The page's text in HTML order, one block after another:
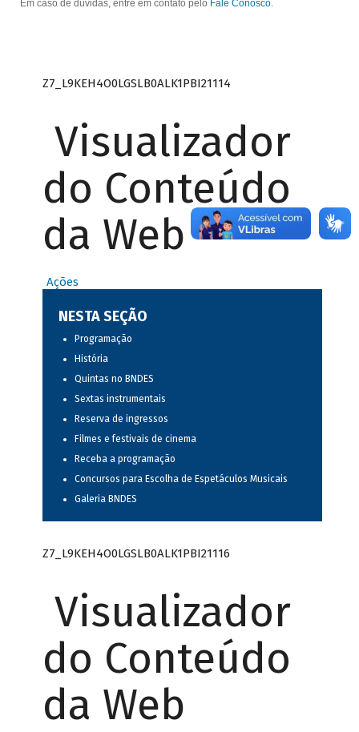
Em caso de dúvidas, entre em contato pelo Fale Conosco.
Z7_L9KEH4O0LGSLB0ALK1PBI21114
Visualizador
do Conteúdo
da Web
Ações
NESTA SEÇÃO
Programação
História
Quintas no BNDES
Sextas instrumentais
Reserva de ingressos
Filmes e festivais de cinema
Receba a programação
Concursos para Escolha de Espetáculos Musicais
Galeria BNDES
Z7_L9KEH4O0LGSLB0ALK1PBI21116
Visualizador
do Conteúdo
da Web